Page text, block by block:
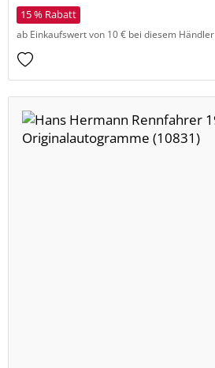
15 % Rabatt
ab Einkaufswert von 10 € bei diesem Händler